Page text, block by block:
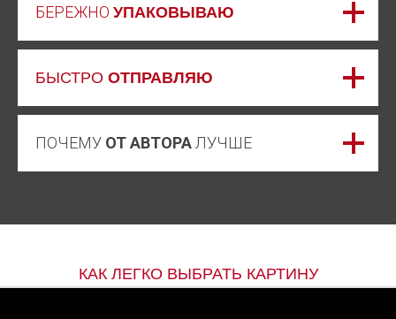
БЕРЕЖНО УПАКОВЫВАЮ
БЫСТРО ОТПРАВЛЯЮ
ПОЧЕМУ ОТ АВТОРА ЛУЧШЕ
КАК ЛЕГКО ВЫБРАТЬ КАРТИНУ